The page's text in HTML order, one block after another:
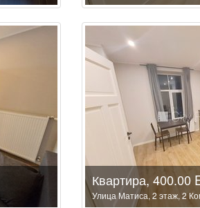
Квартира, 400.00
Улица Матиса, 2 этаж, 2